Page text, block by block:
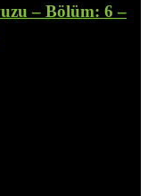
– Bölüm: 6 –